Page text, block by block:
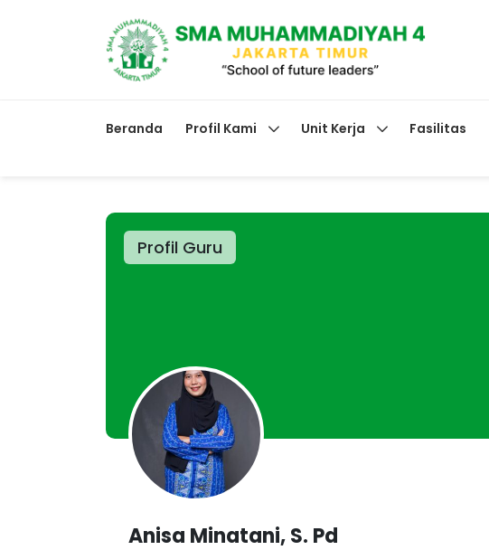
Beranda Profil Kami Unit Kerja Fasilitas
Profil Guru
Anisa Minatani, S. Pd